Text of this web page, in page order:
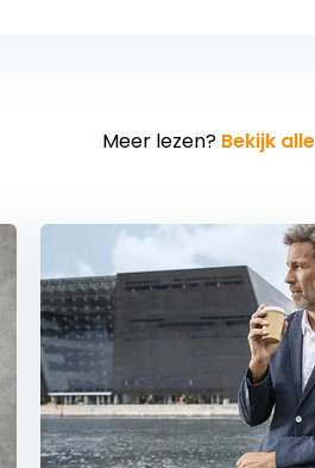
Meer lezen? Bekijk